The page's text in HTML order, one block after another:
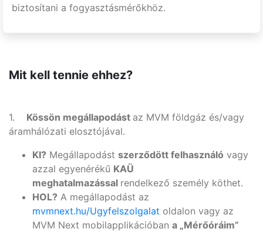
biztosítani a fogyasztásmérőkhöz.
Mit kell tennie ehhez?
1. Kössön megállapodást az MVM földgáz és/vagy
áramhálózati elosztójával.
KI? Megállapodást szerződött felhasználó vagy
azzal egyenérékű KAÜ
meghatalmazással rendelkező személy köthet.
HOL? A megállapodást az
mvmnext.hu/Ugyfelszolgalat oldalon vagy az
MVM Next mobilapplikációban a „Mérőóráim”